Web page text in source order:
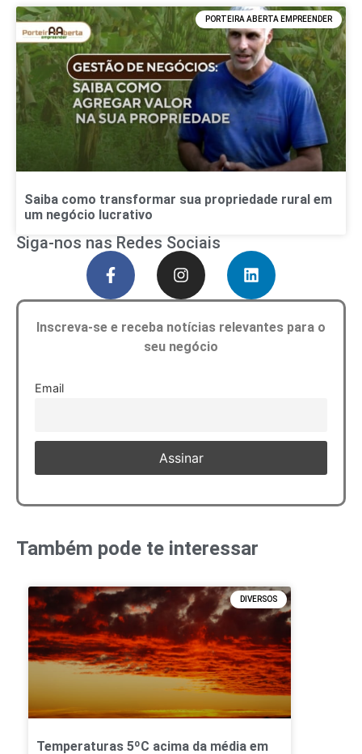
PORTEIRA ABERTA EMPREENDER
Saiba como transformar sua propriedade rural em
um negócio lucrativo
Siga-nos nas Redes Sociais
Inscreva-se e receba notícias relevantes para o
seu negócio
Email
Também pode te interessar
DIVERSOS
Temperaturas 5ºC acima da média em